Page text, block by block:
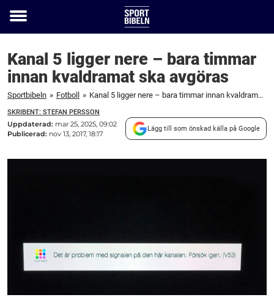
Toggle
Kanal 5 ligger nere – bara timmar
innan kvaldramat ska avgöras
Sportbibeln » Fotboll » Kanal 5 ligger nere – bara timmar innan kvaldramat ska avgöras
SKRIBENT: STEFAN PERSSON
Uppdaterad: mar 25, 2025, 09:02
Publicerad: nov 13, 2017, 18:17
Lägg till som önskad källa på Google